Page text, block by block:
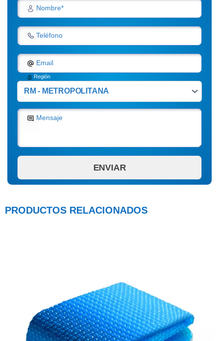
Nombre*
Teléfono
Email
Región
Mensaje
PRODUCTOS RELACIONADOS